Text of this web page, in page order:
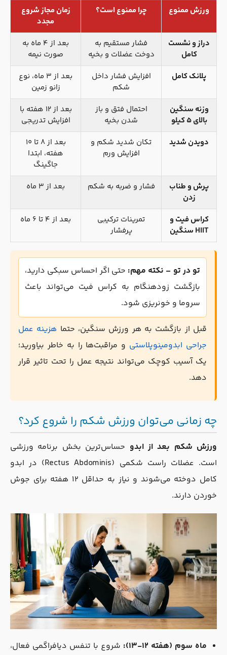
ورزش ممنوع چرا ممنوع است؟
زمان مجاز شروع
مجدد
دراز و نشست
کامل
فشار مستقیم به
دوخت عضلات و بخیه
بعد از ۴ ماه به
صورت نیمه
پلانک کامل
افزایش فشار داخل
شکم
بعد از ۳ ماه، نوع
زانو زمین
وزنه سنگین
بالای ۵ کیلو
احتمال فتق و باز
شدن بخیه
بعد از ۱۲ هفته با
افزایش تدریجی
دویدن شدید
تکان شدید شکم و
افزایش ورم
بعد از ۸ تا ۱۰
هفته، ابتدا
جاگینگ
پرش و طناب
زدن
فشار و ضربه به شکم بعد از ۳ ماه
کراس فیت و
HIIT سنگین
تمرینات ترکیبی
پرفشار
بعد از ۴ تا ۶ ماه
تو در تو – نکته مهم:حتی اگر احساس سبکی دارید،
بازگشت زودهنگام به کراس فیت می‌تواند باعث
سروما و خونریزی شود.
قبل از بازگشت به هر ورزش سنگین، حتماهزینه عمل
جراحی ابدومینوپلاستیو مراقبت‌ها را به خاطر بیاورید؛
یک آسیب کوچک می‌تواند نتیجه عمل را تحت تاثیر قرار
دهد.
چه زمانی می‌توان ورزش شکم را شروع کرد؟
ورزش شکم بعد از ابدوحساس‌ترین بخش برنامه ورزشی
است. عضلات راست شکمی (Rectus Abdominis) در ابدو
کامل دوخته می‌شوند و نیاز به حداقل ۱۲ هفته برای جوش
خوردن دارند.
ماه سوم (هفته ۱۲-۱۳): شروع با تنفس دیافراگمی فعال،